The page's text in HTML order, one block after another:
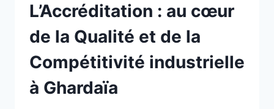
L’Accréditation : au cœur
de la Qualité et de la
Compétitivité industrielle
à Ghardaïa